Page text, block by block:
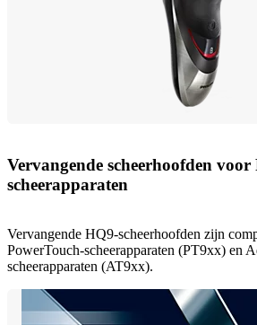
Vervangende scheerhoofden
scheerapparaten
Vervangende HQ9-scheerhoofden zijn
PowerTouch-scheerapparaten (PT9xx) en
scheerapparaten (AT9xx).